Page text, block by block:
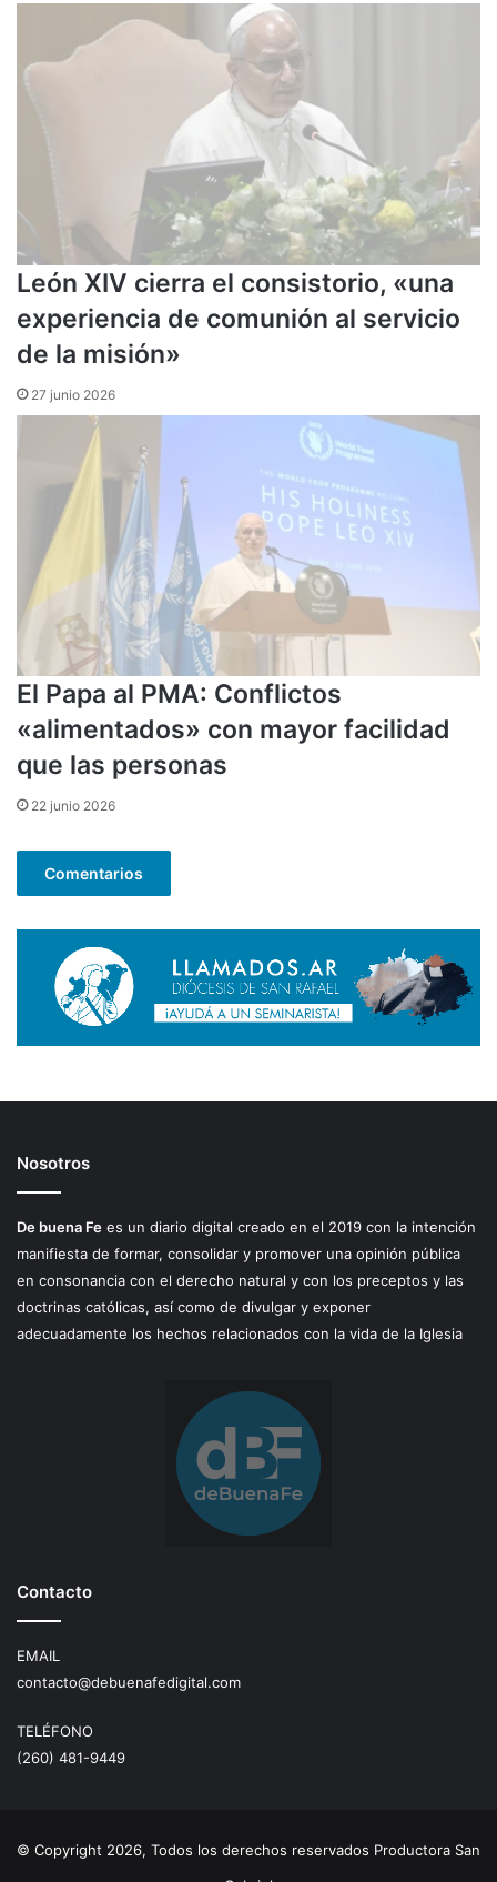
León XIV cierra el consistorio, «una
experiencia de comunión al servicio
de la misión»
27 junio 2026
El Papa al PMA: Conflictos
«alimentados» con mayor facilidad
que las personas
22 junio 2026
Comentarios
Nosotros
De buena Fe es un diario digital creado en el 2019 con la intención
manifiesta de formar, consolidar y promover una opinión pública
en consonancia con el derecho natural y con los preceptos y las
doctrinas católicas, así como de divulgar y exponer
adecuadamente los hechos relacionados con la vida de la Iglesia
Contacto
EMAIL
contacto@debuenafedigital.com
TELÉFONO
(260) 481-9449
© Copyright 2026, Todos los derechos reservados Productora San